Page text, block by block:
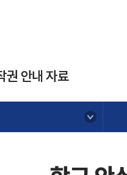
권 안내 자료